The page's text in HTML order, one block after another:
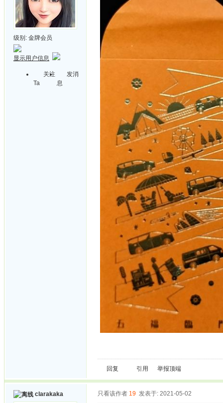
级别: 金牌会员
显示用户信息
关注
Ta
发消
息
回复 引用 举报顶端
clarakaka 只看该作者 19 发表于: 2021-05-02